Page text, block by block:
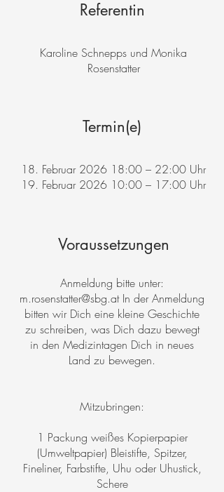
Referentin
Karoline Schnepps und Monika
Rosenstatter
Termin(e)
18. Februar 2026 18:00 – 22:00 Uhr
19. Februar 2026 10:00 – 17:00 Uhr
Voraussetzungen
Anmeldung bitte unter:
m.rosenstatter@sbg.atIn der Anmeldung
bitten wir Dich eine kleine Geschichte
zu schreiben, was Dich dazu bewegt
in den Medizintagen Dich in neues
Land zu bewegen.
Mitzubringen:
1 Packung weißes Kopierpapier
(Umweltpapier) Bleistifte, Spitzer,
Fineliner, Farbstifte, Uhu oder Uhustick,
Schere